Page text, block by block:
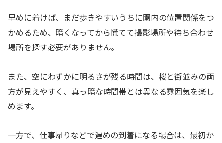
早めに着けば、まだ歩きやすいうちに園内の位置関係をつ
かめるため、暗くなってから慌てて撮影場所や待ち合わせ
場所を探す必要がありません。
また、空にわずかに明るさが残る時間は、桜と街並みの両
方が見えやすく、真っ暗な時間帯とは異なる雰囲気を楽し
めます。
一方で、仕事帰りなどで遅めの到着になる場合は、最初か